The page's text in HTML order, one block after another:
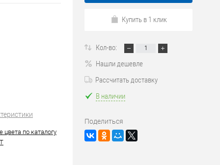
по каталогу
Купить в 1 клик
Кол-во:
Нашли дешевле
Рассчитать доставку
В наличии
Поделиться